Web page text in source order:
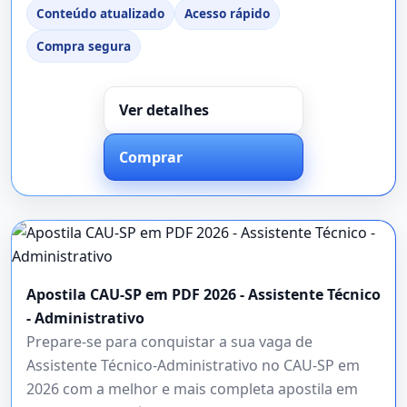
Conteúdo atualizado
Acesso rápido
Compra segura
Ver detalhes
Comprar
Apostila CAU-SP em PDF 2026 - Assistente Técnico
- Administrativo
Prepare-se para conquistar a sua vaga de
Assistente Técnico-Administrativo no CAU-SP em
2026 com a melhor e mais completa apostila em